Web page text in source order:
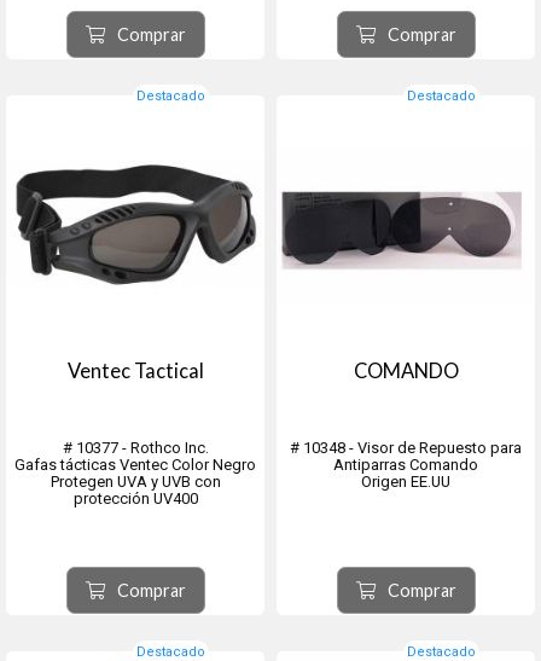
Termoplástico Resistente
Rígido c/ Respaldo Acolchado.
Ventilación Superior e Inferior con
correa Ajustable.
Comprar
actividades deportivas o incluso
en el campo de tiro.
Comprar
Destacado
Ventec Tactical
# 10377 - Rothco Inc.
Gafas tácticas Ventec Color Negro
Protegen UVA y UVB con
protección UV400
un resistente lente
de policarbonato irrompible con
un revestimiento antiarañazos.
Comprar
Destacado
COMANDO
# 10348 - Visor de Repuesto para
Antiparras Comando
Origen EE.UU
Comprar
Destacado Destacado